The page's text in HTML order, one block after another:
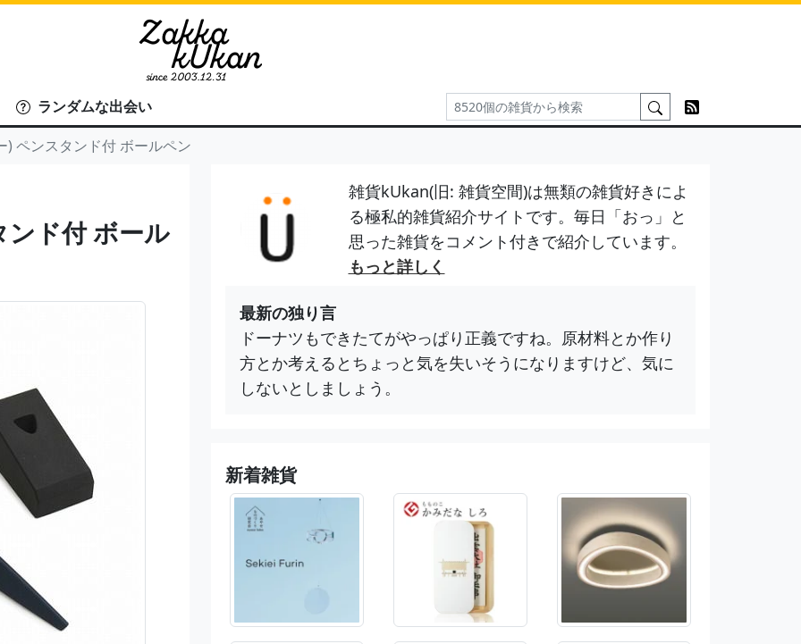
ランダムな出会い
ペンスタンド付 ボールペン
ド付 ボール
雑貨kUkan(旧: 雑貨空間)は無類の雑貨好きによ
る極私的雑貨紹介サイトです。毎日「おっ」と
思った雑貨をコメント付きで紹介しています。
もっと詳しく
最新の独り言
ドーナツもできたてがやっぱり正義ですね。原材料とか作り
方とか考えるとちょっと気を失いそうになりますけど、気に
しないとしましょう。
新着雑貨